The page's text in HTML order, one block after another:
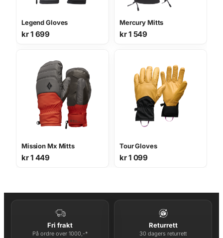
Legend Gloves
kr1 699
Mercury Mitts
kr1 549
Mission Mx Mitts
kr1 449
Tour Gloves
kr1 099
Fri frakt
På ordre over 1000,-*
Returrett
30 dagers returrett